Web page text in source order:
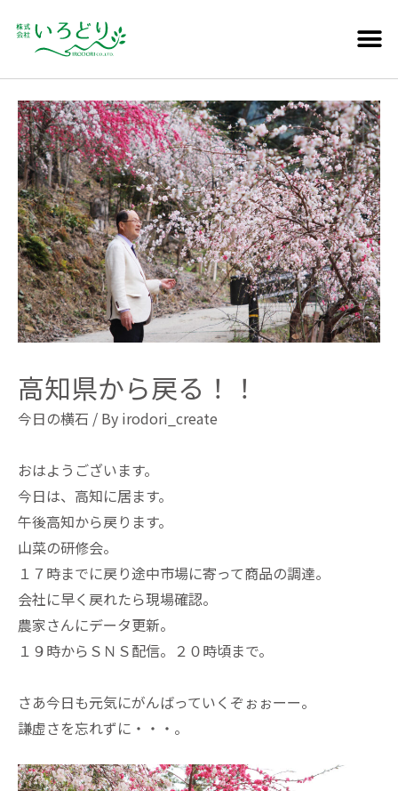
高知県から戻る！！
今日の横石 / By irodori_create
おはようございます。
今日は、高知に居ます。
午後高知から戻ります。
山菜の研修会。
１７時までに戻り途中市場に寄って商品の調達。
会社に早く戻れたら現場確認。
農家さんにデータ更新。
１９時からＳＮＳ配信。２０時頃まで。
さあ今日も元気にがんばっていくぞぉぉーー。
謙虚さを忘れずに・・・。